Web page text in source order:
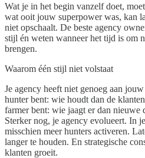
Wat je in het begin vanzelf doet,
wat ooit jouw superpower was, kan
niet opschaalt. De beste agency
stijl én weten wanneer het tijd is om
brengen.
Waarom één stijl niet volstaat
Je agency heeft niet genoeg aan
hunter bent: wie houdt dan de
farmer bent: wie jaagt er dan nieuwe
Sterker nog, je agency evolueert. In
misschien meer hunters activeren.
langer te houden. En strategische
klanten groeit.